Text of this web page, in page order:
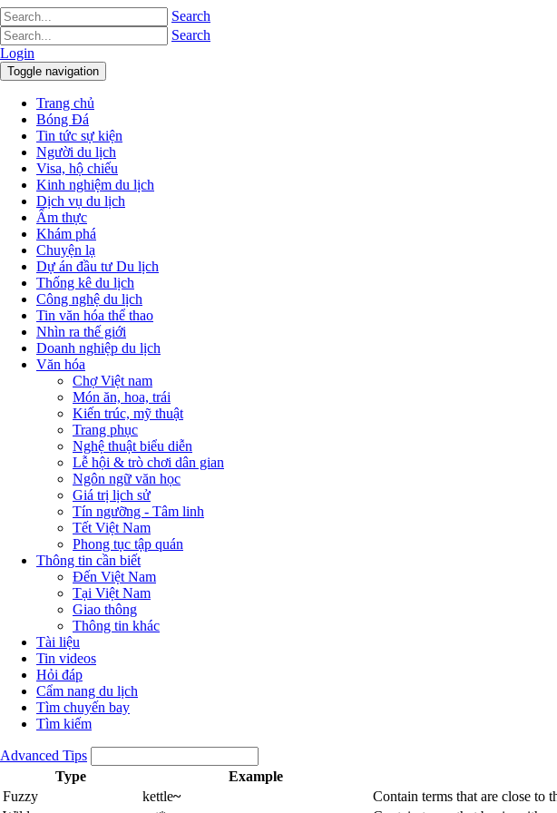
Search
Search
Login
Toggle navigation
Trang chủ
Bóng Đá
Tin tức sự kiện
Người du lịch
Visa, hộ chiếu
Kinh nghiệm du lịch
Dịch vụ du lịch
Ẩm thực
Khám phá
Chuyện lạ
Dự án đầu tư Du lịch
Thống kê du lịch
Công nghệ du lịch
Tin văn hóa thể thao
Nhìn ra thế giới
Doanh nghiệp du lịch
Văn hóa
Chợ Việt nam
Món ăn, hoa, trái
Kiến trúc, mỹ thuật
Trang phục
Nghệ thuật biểu diễn
Lễ hội & trò chơi dân gian
Ngôn ngữ văn học
Giá trị lịch sử
Tín ngưỡng - Tâm linh
Tết Việt Nam
Phong tục tập quán
Thông tin cần biết
Đến Việt Nam
Tại Việt Nam
Giao thông
Thông tin khác
Tài liệu
Tin videos
Hỏi đáp
Cẩm nang du lịch
Tìm chuyến bay
Tìm kiếm
Advanced Tips
Type
Example
Fuzzy
kettle~ Contain terms that are close to